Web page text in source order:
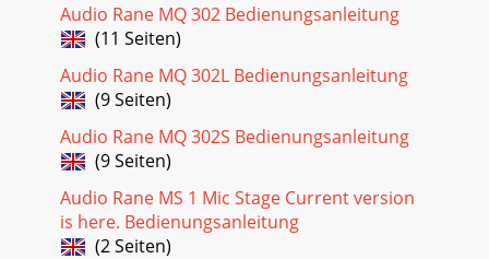
Audio Rane MQ 302 Bedienungsanleitung
(11 Seiten)
Audio Rane MQ 302L Bedienungsanleitung
(9 Seiten)
Audio Rane MQ 302S Bedienungsanleitung
(9 Seiten)
Audio Rane MS 1 Mic Stage Current version
is here. Bedienungsanleitung
(2 Seiten)